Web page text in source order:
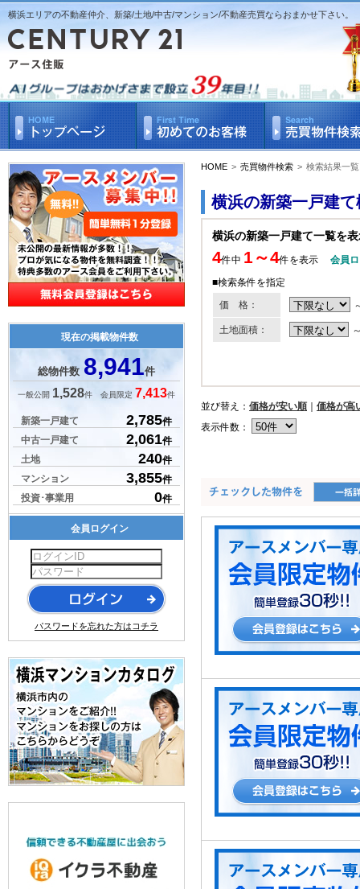
横浜エリアの不動産仲介、新築/土地/中古/マンション/不動産売買ならおまかせ下さい。
HOME > 売買物件検索 > 検索結果一覧
横浜の新築一戸建
横浜の新築一戸建て一覧を
4件中 1～4件を表示
会員
■検索条件を指定
価 格：
土地面積：
並び替え： 価格が安い順
価格が高
表示件数：
現在の掲載物件数
総物件数 8,941件
一般公開 1,528件 会員限定 7,413件
新築一戸建て 2,785件
中古一戸建て
2,061件
土地
240件
マンション
3,855件
投資･事業用
0件
会員ログイン
パスワードを忘れた方はコチラ